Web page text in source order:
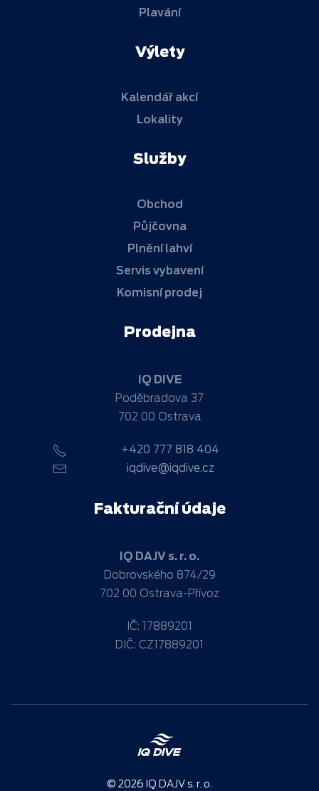
Plavání
Výlety
Kalendář akcí
Lokality
Služby
Obchod
Půjčovna
Plnění lahví
Servis vybavení
Komisní prodej
Prodejna
IQ DIVE
Poděbradova 37
702 00 Ostrava
+420 777 818 404
iqdive@iqdive.cz
Fakturační údaje
IQ DAJV s. r. o.
Dobrovského 874/29
702 00 Ostrava-Přívoz
IČ: 17889201
DIČ: CZ17889201
© 2026 IQ DAJV s. r. o.